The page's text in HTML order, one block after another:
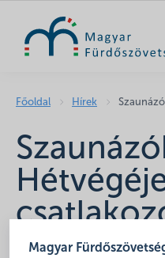
Magyar
Főoldal Hírek
2021. szeptember 23.